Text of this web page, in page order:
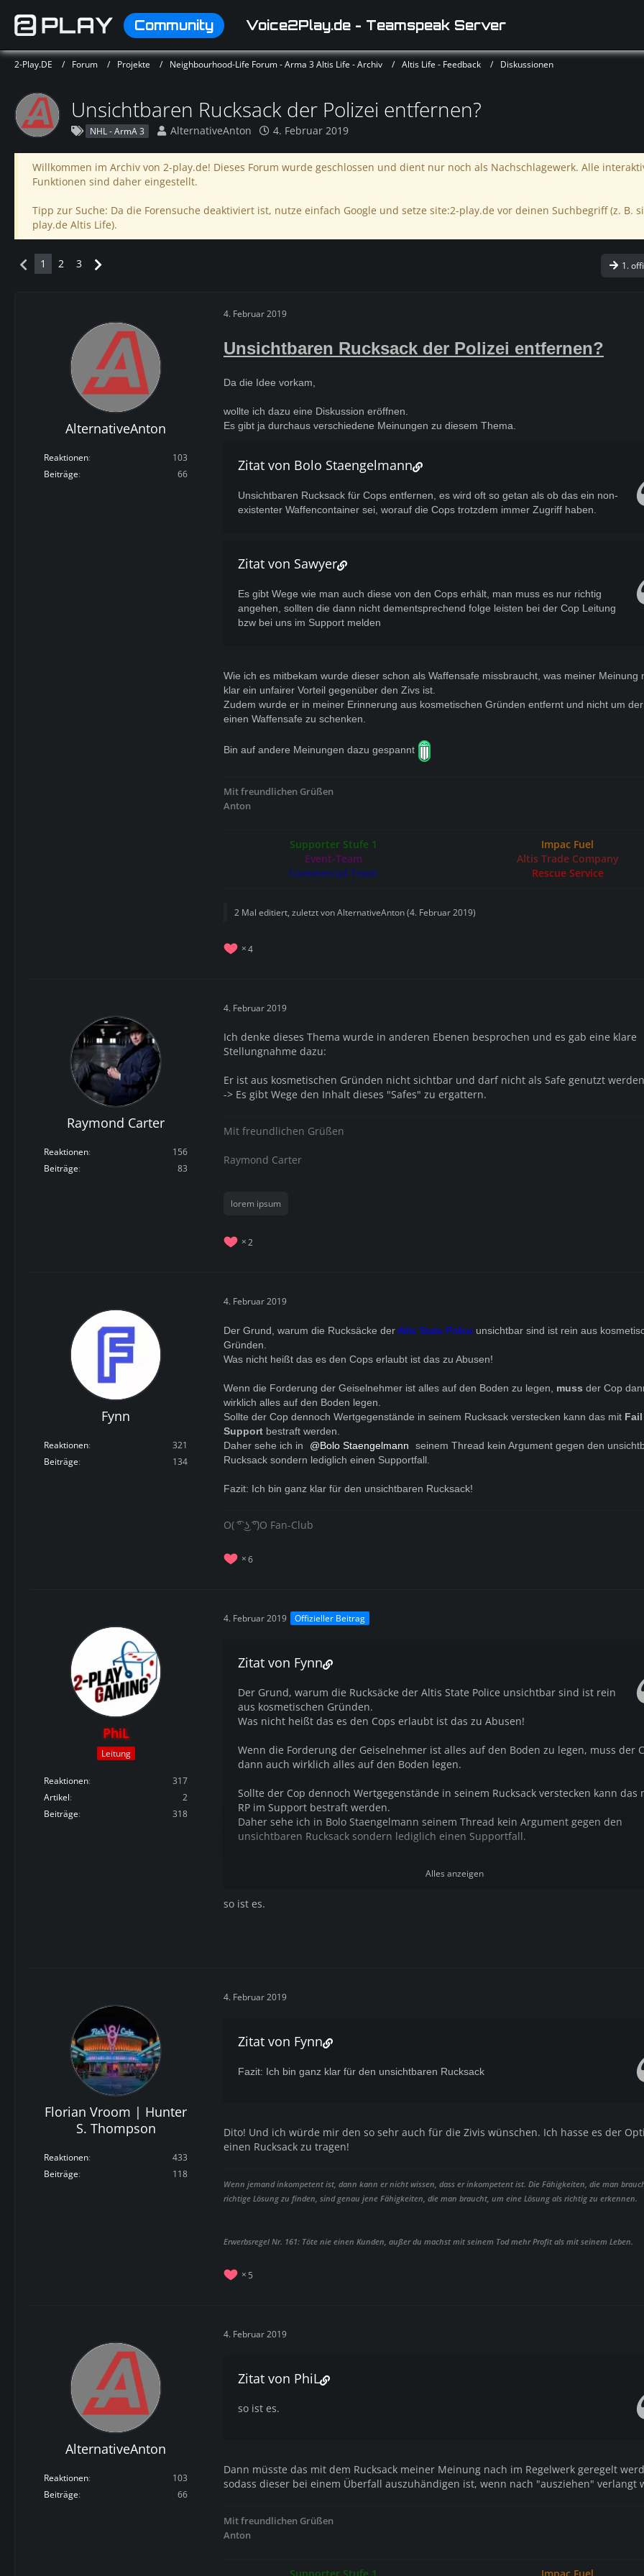
Community Voice2Play.de - Teamspeak Server
2-Play.DE Forum Projekte Neighbourhood-Life Forum - Arma 3 Altis Life - Archiv Altis Life - Feedback Diskussionen
Unsichtbaren Rucksack der Polizei entfernen?
NHL - ArmA 3 AlternativeAnton 4. Februar 2019
Willkommen im Archiv von 2-play.de! Dieses Forum wurde geschlossen und dient nur noch als Nachschlagewerk. Alle
Funktionen sind daher eingestellt.
Tipp zur Suche: Da die Forensuche deaktiviert ist, nutze einfach Google und setze site:2-play.de vor deinen Suchbegriff (z. B.
play.de Altis Life).
1 2 3 1.
AlternativeAnton
Reaktionen
103
Beiträge
66
4. Februar 2019
Unsichtbaren Rucksack der Polizei entfernen?
Da die Idee vorkam,
wollte ich dazu eine Diskussion eröffnen.
Es gibt ja durchaus verschiedene Meinungen zu diesem Thema.
Zitat von Bolo Staengelmann
Unsichtbaren Rucksack für Cops entfernen, es wird oft so getan als ob das ein non-
existenter Waffencontainer sei, worauf die Cops trotzdem immer Zugriff haben.
Zitat von Sawyer
Es gibt Wege wie man auch diese von den Cops erhält, man muss es nur richtig
angehen, sollten die dann nicht dementsprechend folge leisten bei der Cop Leitung
bzw bei uns im Support melden
Wie ich es mitbekam wurde dieser schon als Waffensafe missbraucht, was meiner Meinung
klar ein unfairer Vorteil gegenüber den Zivs ist.
Zudem wurde er in meiner Erinnerung aus kosmetischen Gründen entfernt und nicht um
einen Waffensafe zu schenken.
Bin auf andere Meinungen dazu gespannt
Mit freundlichen Grüßen
Anton
Supporter Stufe 1
Event-Team
Commercial-Team
Impac Fuel
Altis Trade Company
Rescue Service
2 Mal editiert, zuletzt vonAlternativeAnton(4. Februar 2019)
4
Raymond Carter
Reaktionen
156
Beiträge
83
4. Februar 2019
Ich denke dieses Thema wurde in anderen Ebenen besprochen und es gab eine klare
Stellungnahme dazu:
Er ist aus kosmetischen Gründen nicht sichtbar und darf nicht als Safe genutzt
-> Es gibt Wege den Inhalt dieses "Safes" zu ergattern.
Mit freundlichen Grüßen
Raymond Carter
lorem ipsum
2
Fynn
Reaktionen
321
Beiträge
134
4. Februar 2019
Der Grund, warum die Rucksäcke derAltis State Police unsichtbar sind ist rein aus
Gründen.
Was nicht heißt das es den Cops erlaubt ist das zu Abusen!
Wenn die Forderung der Geiselnehmer ist alles auf den Boden zu legen, muss der Cop
wirklich alles auf den Boden legen.
Sollte der Cop dennoch Wertgegenstände in seinem Rucksack verstecken kann das mit
Support bestraft werden.
Daher sehe ich in
Bolo Staengelmann
seinem Thread kein Argument gegen den
Rucksack sondern lediglich einen Supportfall.
Fazit: Ich bin ganz klar für den unsichtbaren Rucksack!
O( ͡° ͜ʖ ͡°)O Fan-Club
6
PhiL
Leitung
Reaktionen
317
Artikel
2
Beiträge
318
4. Februar 2019 Offizieller Beitrag
Zitat von Fynn
Der Grund, warum die Rucksäcke der Altis State Police unsichtbar sind ist rein
aus kosmetischen Gründen.
Was nicht heißt das es den Cops erlaubt ist das zu Abusen!
Wenn die Forderung der Geiselnehmer ist alles auf den Boden zu legen, muss der
dann auch wirklich alles auf den Boden legen.
Sollte der Cop dennoch Wertgegenstände in seinem Rucksack verstecken kann das
RP im Support bestraft werden.
Daher sehe ich in Bolo Staengelmann seinem Thread kein Argument gegen den
unsichtbaren Rucksack sondern lediglich einen Supportfall.
Alles anzeigen
so ist es.
Florian Vroom | Hunter
S. Thompson
Reaktionen
433
Beiträge
118
4. Februar 2019
Zitat von Fynn
Fazit: Ich bin ganz klar für den unsichtbaren Rucksack
Dito! Und ich würde mir den so sehr auch für die Zivis wünschen. Ich hasse es der
einen Rucksack zu tragen!
Wenn jemand inkompetent ist, dann kann er nicht wissen, dass er inkompetent ist. Die Fähigkeiten, die man
richtige Lösung zu finden, sind genau jene Fähigkeiten, die man braucht, um eine Lösung als richtig zu erkennen.
Erwerbsregel Nr. 161: Töte nie einen Kunden, außer du machst mit seinem Tod mehr Profit als mit seinem Leben.
5
AlternativeAnton
Reaktionen
103
Beiträge
66
4. Februar 2019
Zitat von PhiL
so ist es.
Dann müsste das mit dem Rucksack meiner Meinung nach im Regelwerk geregelt
sodass dieser bei einem Überfall auszuhändigen ist, wenn nach "ausziehen" verlangt
Mit freundlichen Grüßen
Anton